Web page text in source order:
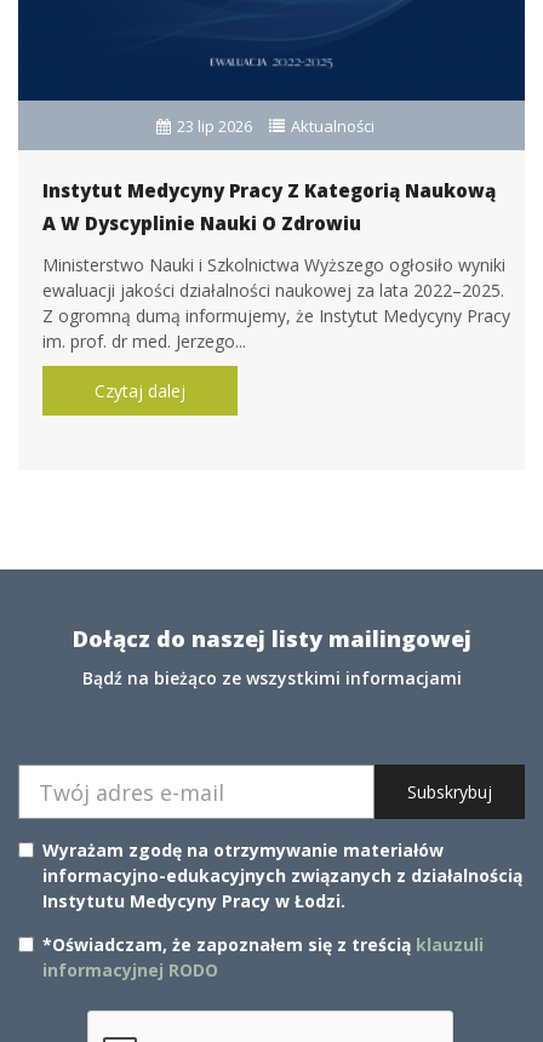
23 lip 2026 Aktualności
Instytut Medycyny Pracy Z Kategorią Naukową
A W Dyscyplinie Nauki O Zdrowiu
Ministerstwo Nauki i Szkolnictwa Wyższego ogłosiło wyniki
ewaluacji jakości działalności naukowej za lata 2022–2025.
Z ogromną dumą informujemy, że Instytut Medycyny Pracy
im. prof. dr med. Jerzego...
Czytaj dalej
Dołącz do naszej listy mailingowej
Bądź na bieżąco ze wszystkimi informacjami
Subskrybuj
Wyrażam zgodę na otrzymywanie materiałów
informacyjno-edukacyjnych związanych z działalnością
Instytutu Medycyny Pracy w Łodzi.
*Oświadczam, że zapoznałem się z treścią klauzuli
informacyjnej RODO